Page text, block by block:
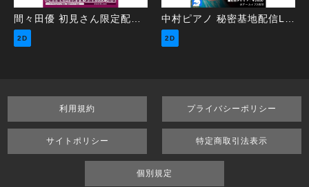
2D 2D
利用規約 プライバシーポリシー
サイトポリシー 特定商取引法表示
個別規定